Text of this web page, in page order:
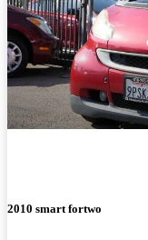
2010 smart fortwo